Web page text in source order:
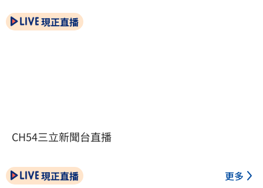
現正直播
CH54三立新聞台直播
現正直播 更多